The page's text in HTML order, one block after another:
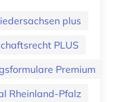
plus
PLUS
Premium
Rheinland-Pfalz